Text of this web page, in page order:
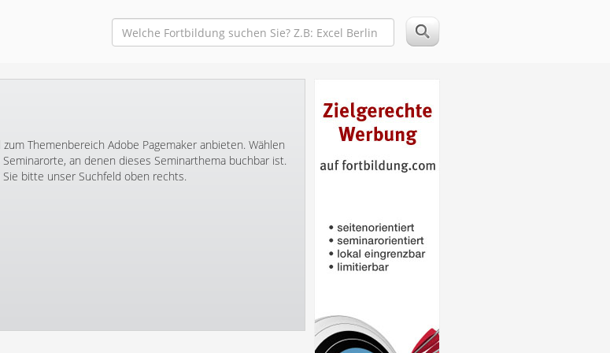
Themenbereich Adobe Pagemaker anbieten. Wählen
an denen dieses Seminarthema buchbar ist.
bitte unser Suchfeld oben rechts.